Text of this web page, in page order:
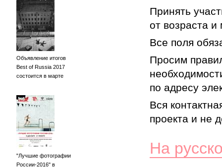
Объявление итогов
Best of Russia 2017
состоится в марте
"Лучшие фотографии
России-2016" в
Принять
от возраста
Все поля
Просим
по адресу
Вся
проекта и не
На